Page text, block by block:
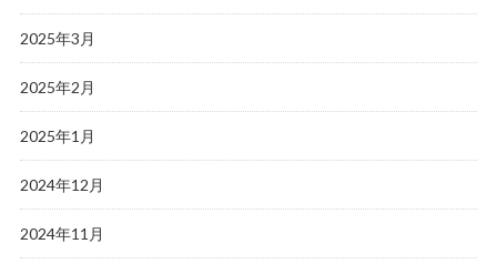
2025年3月
2025年2月
2025年1月
2024年12月
2024年11月